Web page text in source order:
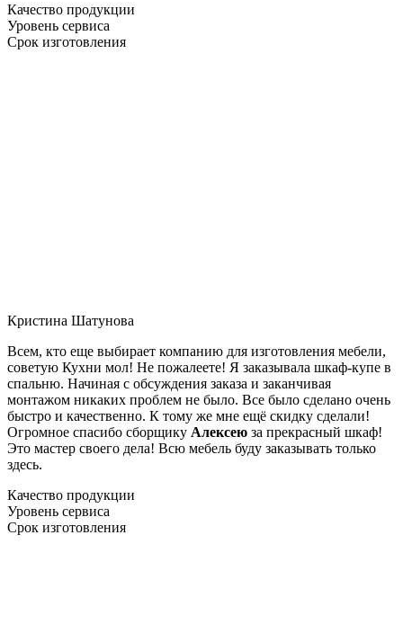
Качество продукции
Уровень сервиса
Срок изготовления
Кристина Шатунова
Всем, кто еще выбирает компанию для изготовления мебели,
советую Кухни мол! Не пожалеете! Я заказывала шкаф-купе в
спальню. Начиная с обсуждения заказа и заканчивая
монтажом никаких проблем не было. Все было сделано очень
быстро и качественно. К тому же мне ещё скидку сделали!
Огромное спасибо сборщику Алексею за прекрасный шкаф!
Это мастер своего дела! Всю мебель буду заказывать только
здесь.
Качество продукции
Уровень сервиса
Срок изготовления